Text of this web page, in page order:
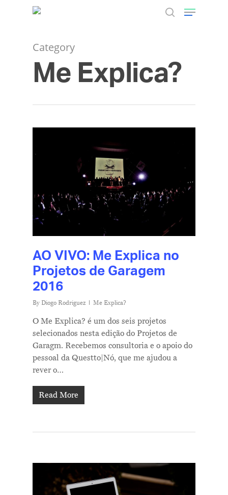
Hit enter to search or ESC to close
Category
Me Explica?
AO VIVO: Me Explica no
Projetos de Garagem
2016
By Diogo Rodriguez Me Explica?
O Me Explica? é um dos seis projetos
selecionados nesta edição do Projetos de
Garagm. Recebemos consultoria e o apoio do
pessoal da Questto|Nó, que me ajudou a
rever o…
Read More